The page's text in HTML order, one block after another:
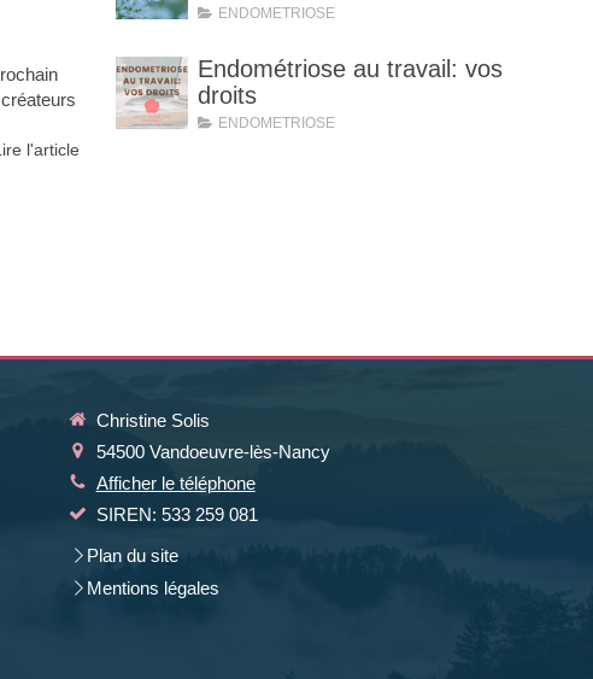
l'article
ENDOMETRIOSE
Endométriose au travail: vos
droits
ENDOMETRIOSE
Christine Solis
54500 Vandoeuvre-lès-Nancy
Afficher le téléphone
SIREN: 533 259 081
Plan du site
Mentions légales
la manière dont vos informations sont manipulées.